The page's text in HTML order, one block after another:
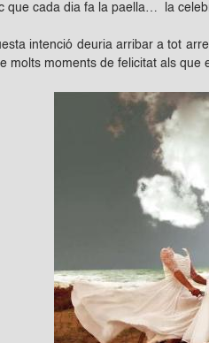
que cada dia fa la paella… la
intenció deuria arribar a tot
molts moments de felicitat als que